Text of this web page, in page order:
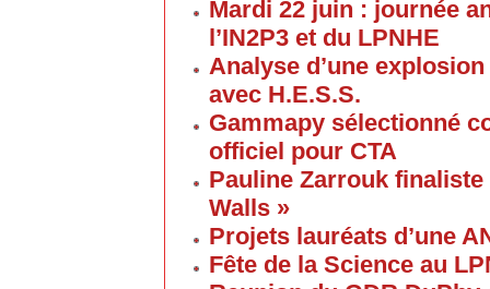
Mardi 22 juin : journée
l’IN2P3 et du LPNHE
Analyse d’une
avec H.E.S.S.
Gammapy sélectionné
officiel pour CTA
Pauline Zarrouk
Walls »
Projets lauréats d’une
Fête de la Science au